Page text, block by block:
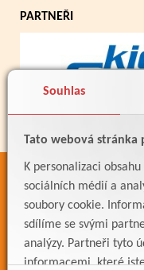
Souhlas
Tato webová stránka
K personalizaci
sociálních médií a
soubory cookie.
sdílíme se svými
analýzy. Partneři tyto
informacemi, které
PARTNEŘI
ODKAZY
Bakaláři
Jídelníček
Meteostanice